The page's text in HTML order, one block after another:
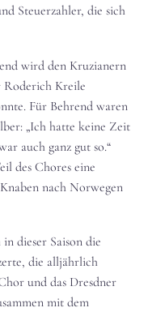
Steuerzahler, die sich
wird den Kruzianern
Roderich Kreile
Für Behrend waren
„Ich hatte keine Zeit
auch ganz gut so.“
des Chores eine
nach Norwegen
dieser Saison die
die alljährlich
und das Dresdner
mit dem